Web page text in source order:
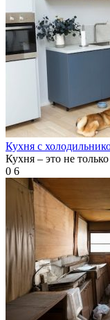
Кухня с
Кухня – это не
0 6